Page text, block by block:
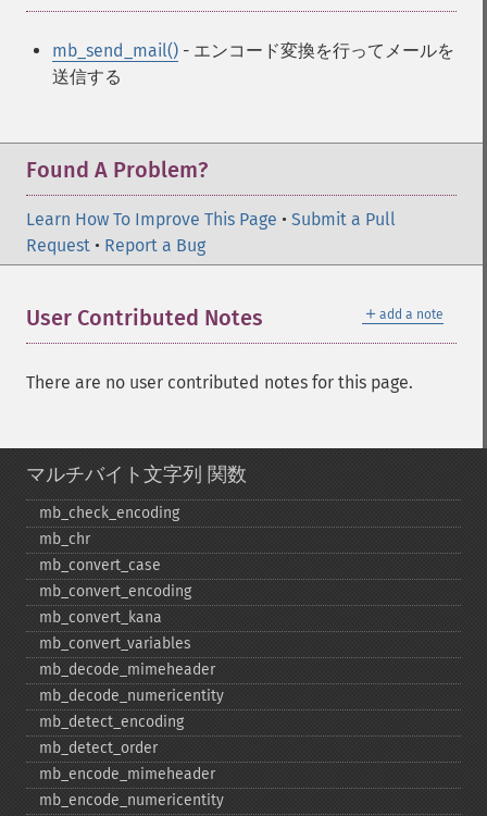
mb_send_mail() - エンコード変換を行ってメールを
送信する
Found A Problem?
Learn How To Improve This Page • Submit a Pull
Request • Report a Bug
＋ add a note
User Contributed Notes
There are no user contributed notes for this page.
マルチバイト文字列 関数
mb_​check_​encoding
mb_​chr
mb_​convert_​case
mb_​convert_​encoding
mb_​convert_​kana
mb_​convert_​variables
mb_​decode_​mimeheader
mb_​decode_​numericentity
mb_​detect_​encoding
mb_​detect_​order
mb_​encode_​mimeheader
mb_​encode_​numericentity